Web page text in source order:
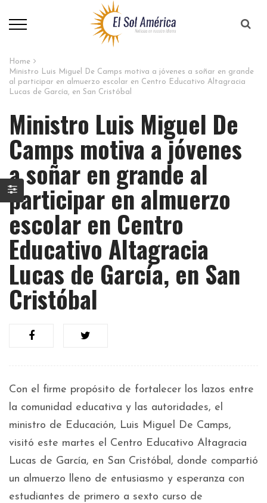
Home
Ministro Luis Miguel De Camps motiva a jóvenes a soñar en grande
al participar en almuerzo escolar en Centro Educativo Altagracia
Lucas de García, en San Cristóbal
Ministro Luis Miguel De
Camps motiva a jóvenes
a soñar en grande al
participar en almuerzo
escolar en Centro
Educativo Altagracia
Lucas de García, en San
Cristóbal
Con el firme propósito de fortalecer los lazos entre
la comunidad educativa y las autoridades, el
ministro de Educación, Luis Miguel De Camps,
visitó este martes el Centro Educativo Altagracia
Lucas de García, en San Cristóbal, donde compartió
un almuerzo lleno de entusiasmo y esperanza con
estudiantes de primero a sexto curso de